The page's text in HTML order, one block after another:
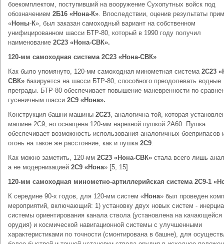
боекомплектом, поступивший на вооружение Сухопутных войск под
обозначением 2Б16 «Нона-К». Впоследствии, оценив результаты
«Ноны-К», был заказан самоходный вариант на собственном
унифицированном шасси БТР-80, который в 1990 году получил
наименование 2С23 «Нона-СВК».
120-мм самоходная система 2С23 «Нона-СВК»
Как было упомянуто, 120-мм самоходная минометная система 2С23
СВК» базируется на шасси БТР-80, способного преодолевать водные
преграды. БТР-80 обеспечивает повышение маневренности по
гусеничным шасси 2С9 «Нона».
Конструкция башни машины 2С23, аналогична той, которая
машине 2С9, но оснащена 120-мм нарезной пушкой 2А60. Пушка
обеспечивает возможность использования аналогичных боеприпасов
огонь на такое же расстояние, как и пушка 2С9.
Как можно заметить, 120-мм 2С23 «Нона-СВК» стала всего лишь
а не модернизацией 2С9 «Нона» [5, 15]
120-мм самоходная минометно-артиллерийская система 2С9-1
К середине 90-х годов, для 120-мм систем «Нона» был проведен
мероприятий, включающий: 1) установку двух новых систем -
системы ориентирования канала ствола (установлена на качающейся
орудия) и космической навигационной системы с улучшенными
характеристиками по точности (смонтирована в башне), для